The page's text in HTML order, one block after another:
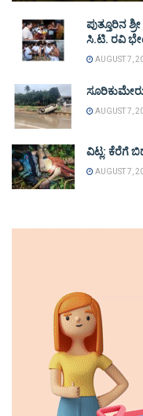
ಪುತ್ತೂರಿನ
ಸಿ.ಟಿ. ರವಿ
AUGUST 7,
AUGUST 7,
ವಿಟ್ಲ: ಕೆರೆಗೆ
AUGUST 7,